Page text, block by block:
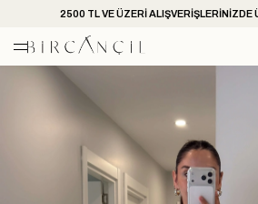
2500 TL VE ÜZERİ ALIŞVERİŞLERİNİZDE